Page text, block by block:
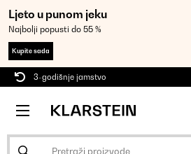
Ljeto u punom jeku
Najbolji popusti do 55 %
Kupite sada
3-godišnje jamstvo